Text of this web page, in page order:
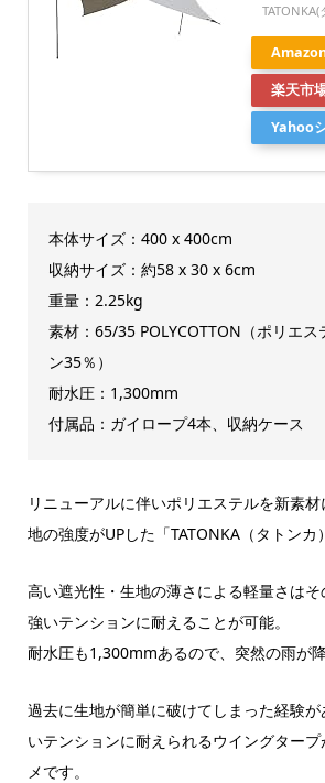
TATONKA(
楽天市
Yahoo
本体サイズ：400 x 400cm
収納サイズ：約58 x 30 x 6cm
重量：2.25kg
素材：65/35 POLYCOTTON（ポリエス
ン35％）
耐水圧：1,300mm
付属品：ガイロープ4本、収納ケース
リニューアルに伴いポリエステルを新素
地の強度がUPした「TATONKA（タトンカ
高い遮光性・生地の薄さによる軽量さは
強いテンションに耐えることが可能。
耐水圧も1,300mmあるので、突然の雨が
過去に生地が簡単に破けてしまった経験
いテンションに耐えられるウイングター
メです。